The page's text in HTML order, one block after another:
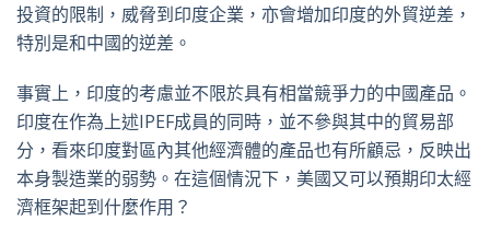
投資的限制，威脅到印度企業，亦會增加印度的外貿逆差，
特別是和中國的逆差。
事實上，印度的考慮並不限於具有相當競爭力的中國產品。
印度在作為上述IPEF成員的同時，並不參與其中的貿易部
分，看來印度對區內其他經濟體的產品也有所顧忌，反映出
本身製造業的弱勢。在這個情況下，美國又可以預期印太經
濟框架起到什麼作用？